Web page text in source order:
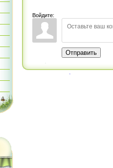
Войдите:
Отправить